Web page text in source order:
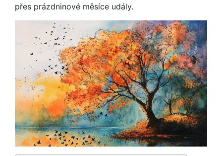
přes prázdninové měsíce udály.